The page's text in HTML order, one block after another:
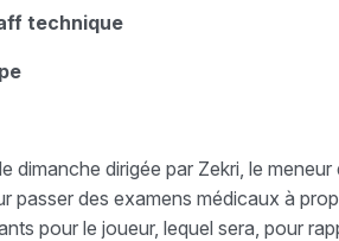
technique
dimanche dirigée par Zekri, le
passer des examens médicaux à
pour le joueur, lequel sera, pour